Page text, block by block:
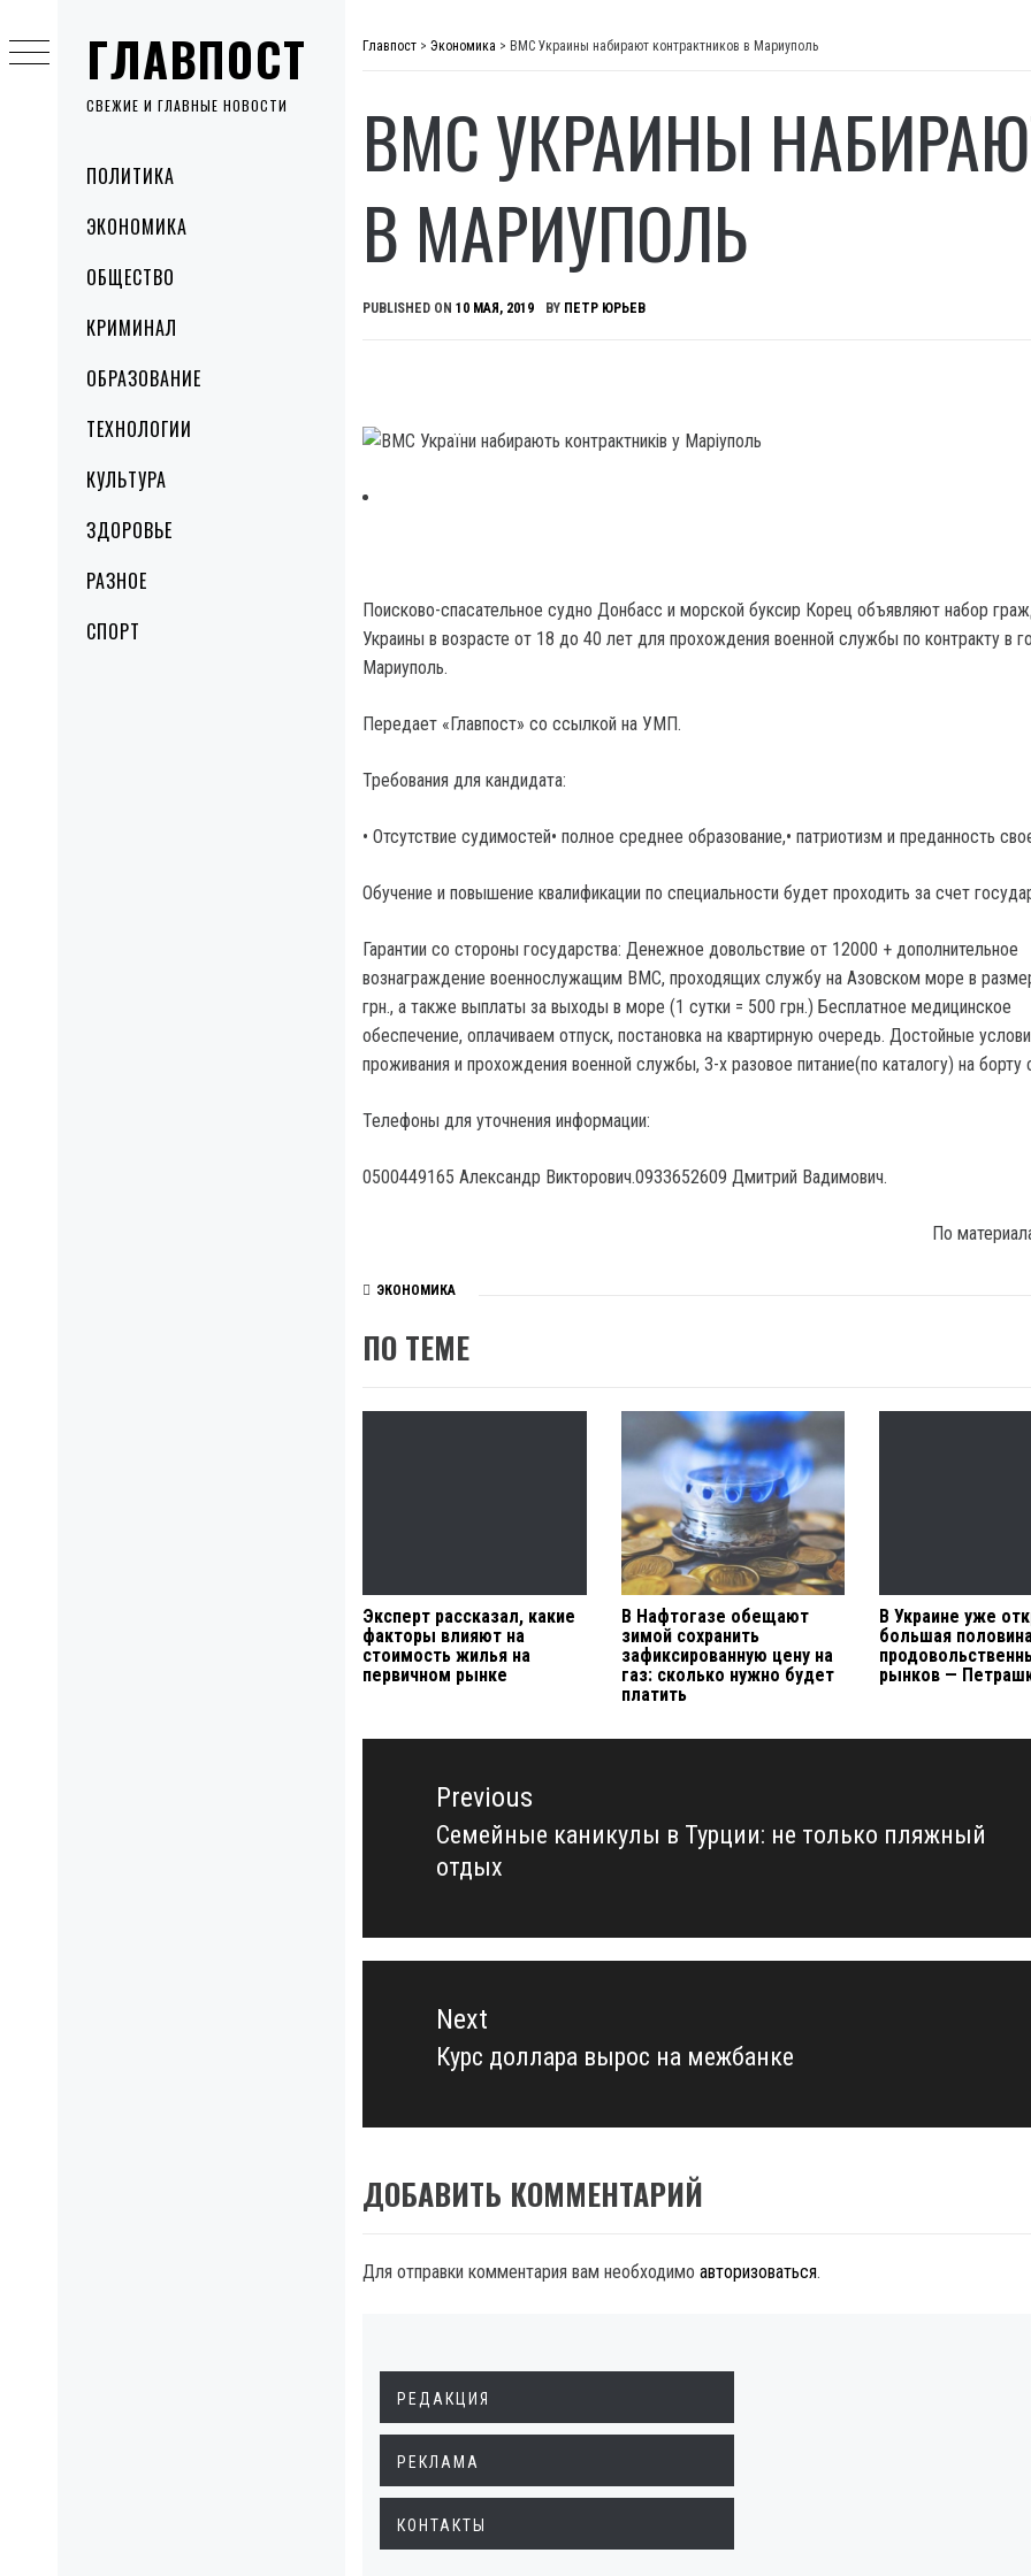
ГЛАВПОСТ
СВЕЖИЕ И ГЛАВНЫЕ НОВОСТИ
MenuПОЛИТИКА
ЭКОНОМИКА
ОБЩЕСТВО
КРИМИНАЛ
ОБРАЗОВАНИЕ
ТЕХНОЛОГИИ
КУЛЬТУРА
ЗДОРОВЬЕ
РАЗНОЕ
СПОРТ
to
content
Главпост > Экономика > ВМС Украины набирают контрактников в Мариуполь
ВМС УКРАИНЫ
В МАРИУПОЛЬ
PUBLISHED ON 10 МАЯ, 2019 BY ПЕТР ЮРЬЕВ
Поисково-спасательное судно Донбасс и морской буксир Корец объявляют набор
Украины в возрасте от 18 до 40 лет для прохождения военной службы по контракту в
Мариуполь.
Передает «Главпост» со ссылкой на УМП.
Требования для кандидата:
• Отсутствие судимостей• полное среднее образование,• патриотизм и преданность
Обучение и повышение квалификации по специальности будет проходить за счет
Гарантии со стороны государства: Денежное довольствие от 12000 + дополнительное
вознаграждение военнослужащим ВМС, проходящих службу на Азовском море в
грн., а также выплаты за выходы в море (1 сутки = 500 грн.) Бесплатное медицинское
обеспечение, оплачиваем отпуск, постановка на квартирную очередь. Достойные
проживания и прохождения военной службы, 3-х разовое питание(по каталогу) на борту
Телефоны для уточнения информации:
0500449165 Александр Викторович.0933652609 Дмитрий Вадимович.
По
ЭКОНОМИКА
ПО ТЕМЕ
Эксперт рассказал, какие
факторы влияют на
стоимость жилья на
первичном рынке
В Нафтогазе обещают
зимой сохранить
зафиксированную цену на
газ: сколько нужно будет
платить
В Украине уже
большая
рынков —
Навигация
записямPrevious
Previous
post:
Семейные каникулы в Турции: не только пляжный
отдых
Next
Next
Курс доллара вырос на межбанке
ДОБАВИТЬ КОММЕНТАРИЙ
Для отправки комментария вам необходимо авторизоваться.
РЕДАКЦИЯ
РЕКЛАМА
КОНТАКТЫ